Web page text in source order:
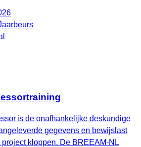
is de onafhankelijke deskundige
gegevens en bewijslast
kloppen. De BREEAM-NL